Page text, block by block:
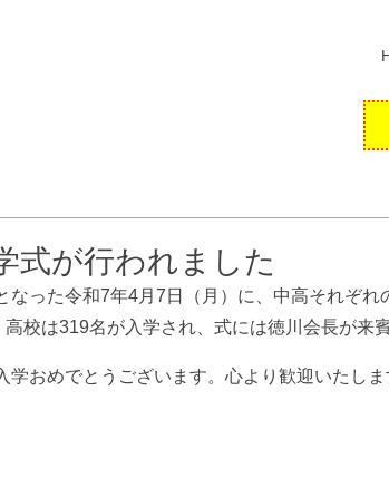
式が行われました
った令和7年4月7日（月）に、中高それぞれ
校は319名が入学され、式には徳川会長が来
おめでとうございます。心より歓迎いたしま